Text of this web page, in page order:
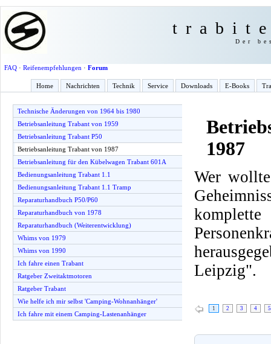
Der
FAQ· Reifenempfehlungen · Forum
Home Nachrichten Technik Service Downloads E-Books
Technische Änderungen von 1964 bis 1980
Betriebsanleitung Trabant von 1959
Betriebsanleitung Trabant P50
Betriebsanleitung Trabant von 1987
Betriebsanleitung für den Kübelwagen Trabant 601A
Bedienungsanleitung Trabant 1.1
Bedienungsanleitung Trabant 1.1 Tramp
Reparaturhandbuch P50/P60
Reparaturhandbuch von 1978
Reparaturhandbuch (Weiterentwicklung)
Whims von 1979
Whims von 1990
Ich fahre einen Trabant
Ratgeber Zweitaktmotoren
Ratgeber Trabant
Wie helfe ich mir selbst 'Camping-Wohnanhänger'
Ich fahre mit einem Camping-Lastenanhänger
1987
Wer
Leipzig".
1 2 3 4 5